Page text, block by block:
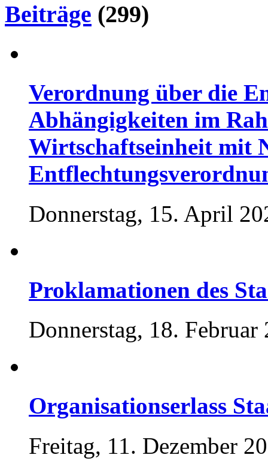
Beiträge (299)
Verordnung über die
Abhängigkeiten im
Wirtschaftseinheit mit
Donnerstag, 15. April
Proklamationen des
Donnerstag, 18. Februar
Organisationserlass
Freitag, 11. Dezember